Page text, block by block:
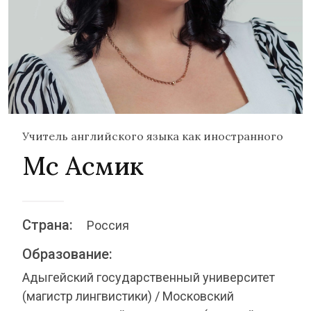
Учитель английского языка как иностранного
Мс Асмик
Страна: Россия
Образование:
Адыгейский государственный университет
(магистр лингвистики) / Московский